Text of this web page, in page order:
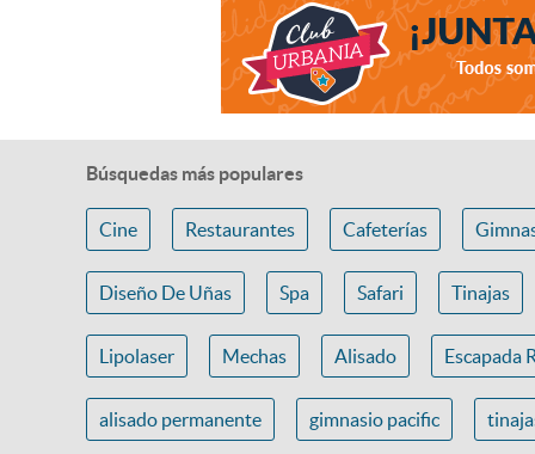
Búsquedas más populares
Cine Restaurantes Cafeterías
Diseño De Uñas Spa Safari Tinajas
Lipolaser Mechas Alisado Escapada
alisado permanente gimnasio pacific